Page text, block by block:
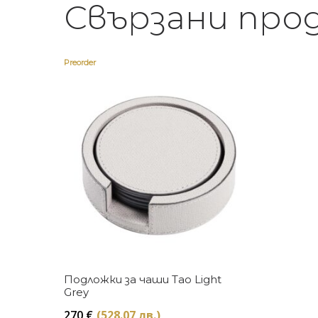
Свързани
Preorder
Купи
Подложки за чаши Tao Light
Grey